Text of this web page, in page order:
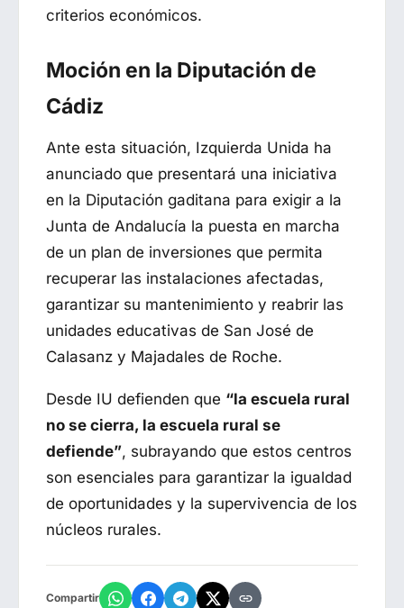
criterios económicos.
Moción en la Diputación de
Cádiz
Ante esta situación, Izquierda Unida ha
anunciado que presentará una iniciativa
en la Diputación gaditana para exigir a la
Junta de Andalucía la puesta en marcha
de un plan de inversiones que permita
recuperar las instalaciones afectadas,
garantizar su mantenimiento y reabrir las
unidades educativas de San José de
Calasanz y Majadales de Roche.
Desde IU defienden que “la escuela rural
no se cierra, la escuela rural se
defiende”, subrayando que estos centros
son esenciales para garantizar la igualdad
de oportunidades y la supervivencia de los
núcleos rurales.
Compartir